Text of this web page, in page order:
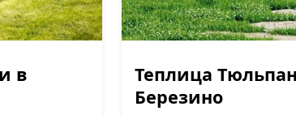
в
Теплица
Березино